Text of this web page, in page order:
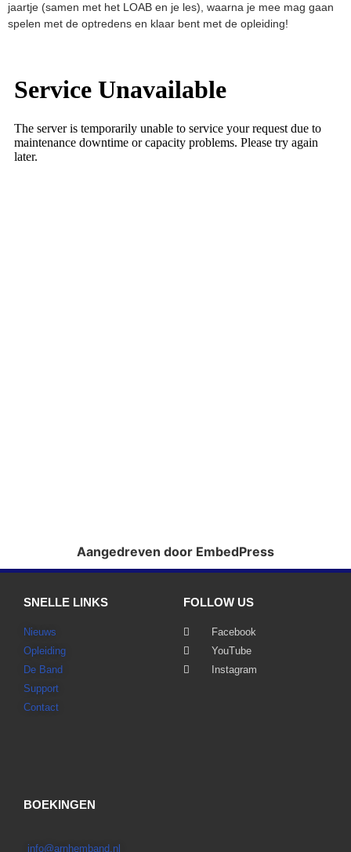
jaartje (samen met het LOAB en je les), waarna je mee mag gaan
spelen met de optredens en klaar bent met de opleiding!
Aangedreven door EmbedPress
SNELLE LINKS
Nieuws
Opleiding
De Band
Support
Contact
FOLLOW US
Facebook
YouTube
Instagram
BOEKINGEN
info@arnhemband.nl